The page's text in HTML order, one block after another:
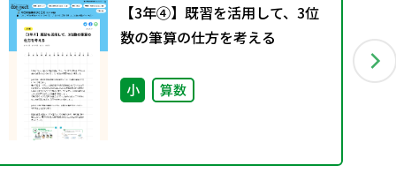
【3年④】既習を活用して、3位
数の筆算の仕方を考える
小 算数